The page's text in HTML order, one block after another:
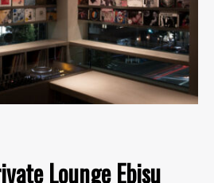
Lounge Ebisu